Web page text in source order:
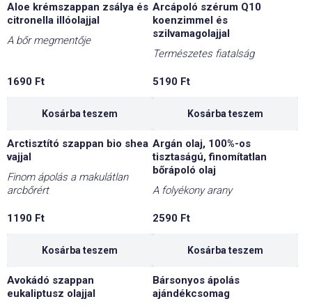
Aloe krémszappan zsálya és
citronella illóolajjal
A bőr megmentője
1690 Ft
Kosárba teszem
Arcápoló szérum Q10
koenzimmel és
szilvamagolajjal
Természetes fiatalság
5190 Ft
Kosárba teszem
Arctisztító szappan bio shea
vajjal
Finom ápolás a makulátlan
arcbőrért
1190 Ft
Kosárba teszem
Argán olaj, 100%-os
tisztaságú, finomítatlan
bőrápoló olaj
A folyékony arany
2590 Ft
Kosárba teszem
Avokádó szappan
eukaliptusz olajjal
Bársonyos ápolás
ajándékcsomag